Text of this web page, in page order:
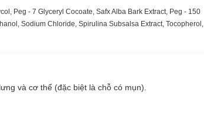
Peg - 7 Glyceryl Cocoate, Safx Alba Bark Extract, Peg - 150
Sodium Chloride, Spirulina Subsalsa Extract, Tocopherol,
và cơ thể (đặc biệt là chỗ có mụn).